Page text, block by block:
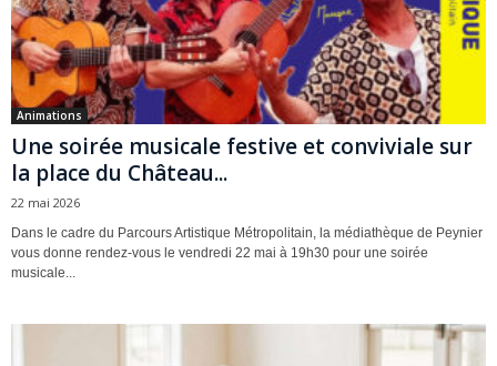
Animations
Une soirée musicale festive et conviviale sur
la place du Château...
22 mai 2026
Dans le cadre du Parcours Artistique Métropolitain, la médiathèque de Peynier
vous donne rendez-vous le vendredi 22 mai à 19h30 pour une soirée
musicale...